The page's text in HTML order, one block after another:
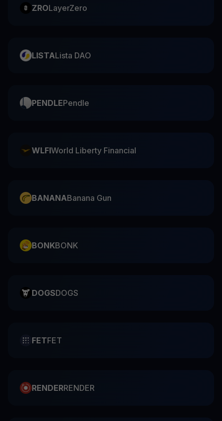
ZROLayerZero
LISTALista DAO
PENDLEPendle
WLFIWorld Liberty Financial
BANANABanana Gun
BONKBONK
DOGSDOGS
FETFET
RENDERRENDER